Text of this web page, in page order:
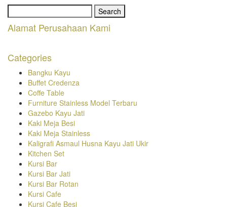
Search
for:
Alamat Perusahaan Kami
Categories
Bangku Kayu
Buffet Credenza
Coffe Table
Furniture Stainless Model Terbaru
Gazebo Kayu Jati
Kaki Meja Besi
Kaki Meja Stainless
Kaligrafi Asmaul Husna Kayu Jati Ukir
Kitchen Set
Kursi Bar
Kursi Bar Jati
Kursi Bar Rotan
Kursi Cafe
Kursi Cafe Besi